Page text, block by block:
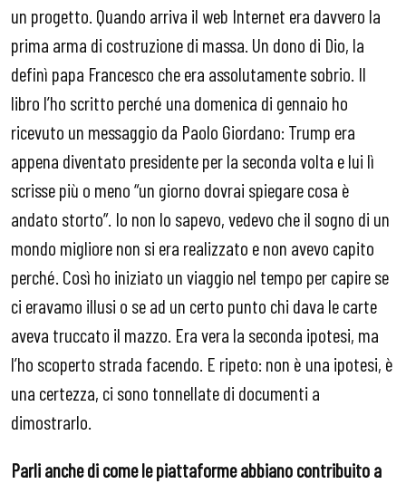
un progetto. Quando arriva il web Internet era davvero la
prima arma di costruzione di massa. Un dono di Dio, la
definì papa Francesco che era assolutamente sobrio. Il
libro l’ho scritto perché una domenica di gennaio ho
ricevuto un messaggio da Paolo Giordano: Trump era
appena diventato presidente per la seconda volta e lui lì
scrisse più o meno “un giorno dovrai spiegare cosa è
andato storto”. Io non lo sapevo, vedevo che il sogno di un
mondo migliore non si era realizzato e non avevo capito
perché. Così ho iniziato un viaggio nel tempo per capire se
ci eravamo illusi o se ad un certo punto chi dava le carte
aveva truccato il mazzo. Era vera la seconda ipotesi, ma
l’ho scoperto strada facendo. E ripeto: non è una ipotesi, è
una certezza, ci sono tonnellate di documenti a
dimostrarlo.
Parli anche di come le piattaforme abbiano contribuito a